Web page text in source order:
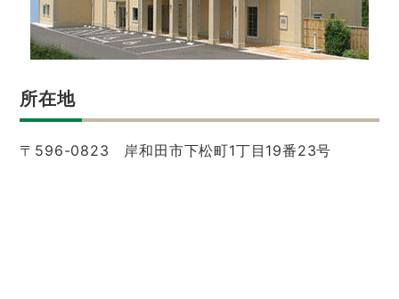
所在地
〒596-0823 岸和田市下松町1丁目19番23号